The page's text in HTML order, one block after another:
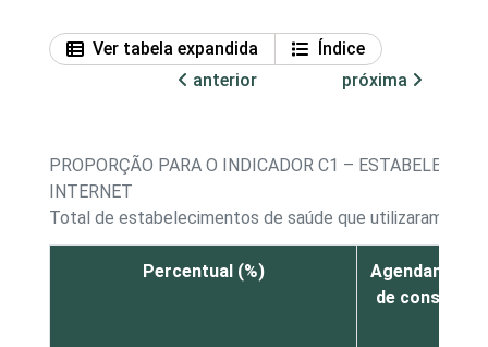
Ver tabela expandida
Índice
anterior
próxima
PROPORÇÃO PARA O INDICADOR C1 –
INTERNET
Total de estabelecimentos de saúde que utilizaram a
Percentual (%)
Agendamento
de consultas